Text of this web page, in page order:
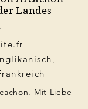
Landes
Mit Liebe